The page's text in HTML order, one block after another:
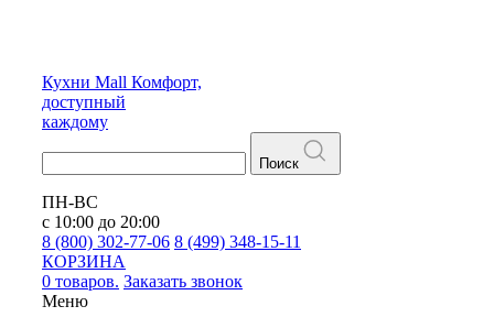
Кухни Mall Комфорт,
доступный
каждому
Поиск
ПН-ВС
с 10:00 до 20:00
8 (800) 302-77-06 8 (499) 348-15-11
КОРЗИНА
0 товаров. Заказать звонок
Меню